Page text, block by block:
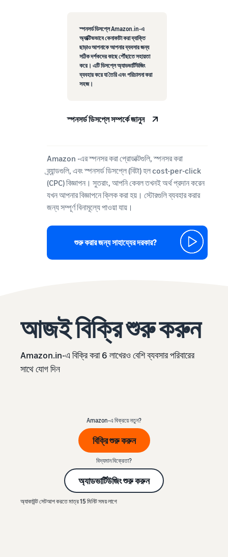
স্পনসর্ড ডিসপ্লে Amazon.in-এ
অ্যাক্টিভভাবে কেনাকাটা করা ব্যাক্তি
ছাড়াও আপনাকে আপনার ব্যবসার জন্য
সঠিক দর্শকদের কাছে পৌঁছাতে সহায়তা
করে। এটি ডিসপ্লে অ্যাডভার্টিউজিং
ব্যবহার করে যা তৈরি এবং পরিচালনা করা
সহজ।
স্পনসর্ড ডিসপ্লে সম্পর্কে জানুন
Amazon -এর স্পনসর করা প্রোডাক্টগুলি, স্পনসর করা
ব্র্যান্ডগুলি, এবং স্পনসর্ড ডিসপ্লে (বিটা) হল cost-per-click
(CPC) বিজ্ঞাপন। সুতরাং, আপনি কেবল তখনই অর্থ প্রদান করেন
যখন আপনার বিজ্ঞাপনে ক্লিক করা হয়। স্টোরগুলি ব্যবহার করার
জন্য সম্পূর্ণ বিনামূল্যে পাওয়া যায়।
শুরু করার জন্য সাহায্যের দরকার?
আজই বিক্রি শুরু করুন
Amazon.in-এ বিক্রি করা 6 লাখেরও বেশি ব্যবসার পরিবারের
সাথে যোগ দিন
Amazon-এ বিক্রয়ে নতুন?
বিক্রি শুরু করুন
বিদ্যমান বিক্রেতা?
অ্যাডভার্টিউজিং শুরু করুন
অ্যাকাউন্ট সেটআপ করতে মাত্র 15 মিনিট সময় লাগে